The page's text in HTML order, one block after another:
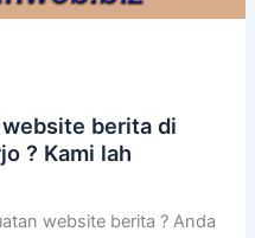
berita di
? Kami lah
website berita ? Anda